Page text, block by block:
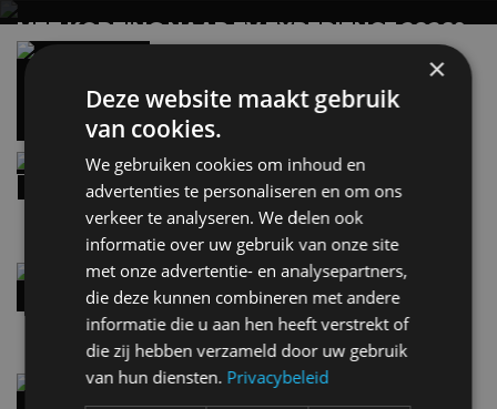
MET KORTING NAAR EV EXPERIENCE 2026?
AUTORAI REGELT HET!
EV Experience 2026 van 24 tot 26 september
Vergelijking: BMW iX3 vs Volvo EX60 – Welke
28 mei
Review – Kia Niro Hybrid (2026), nog wel
Street-art verklapt design nieuwe Smart #2
8:10
Gespot: een Chevrolet Corvette Z06
×
Deze website maakt gebruik
van cookies.
We gebruiken cookies om inhoud en
advertenties te personaliseren en om ons
verkeer te analyseren. We delen ook
informatie over uw gebruik van onze site
met onze advertentie- en analysepartners,
die deze kunnen combineren met andere
informatie die u aan hen heeft verstrekt of
die zij hebben verzameld door uw gebruik
van hun diensten. Privacybeleid